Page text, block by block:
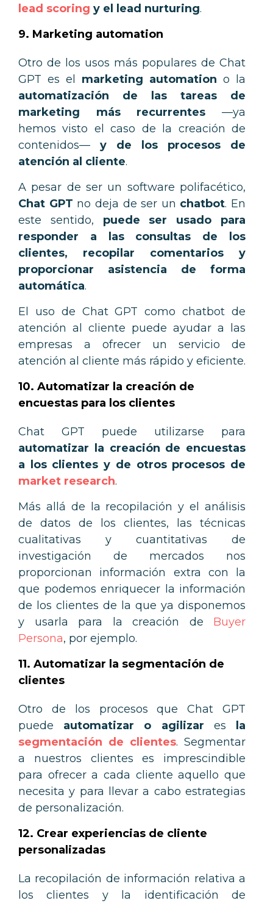
lead scoring y el lead nurturing.
9. Marketing automation
Otro de los usos más populares de Chat
GPT es el marketing automation o la
automatización de las tareas de
marketing más recurrentes
—ya
hemos visto el caso de la creación de
contenidos—
y de los procesos de
atención al cliente.
A pesar de ser un software polifacético,
Chat GPT no deja de ser un chatbot. En
este sentido, puede ser usado para
responder a las consultas de los
clientes, recopilar comentarios y
proporcionar asistencia de forma
automática.
El uso de Chat GPT como chatbot de
atención al cliente puede ayudar a
las
empresas a ofrecer un servicio de
atención al cliente más rápido y eficiente.
10. Automatizar la creación de
encuestas para los clientes
Chat GPT puede utilizarse para
automatizar la creación de encuestas
a los clientes y de otros procesos de
market research.
Más allá de la recopilación y el análisis
de datos de los clientes, las técnicas
cualitativas y cuantitativas de
investigación de mercados nos
proporcionan información extra con la
que podemos enriquecer la información
de los clientes de la que ya disponemos
y usarla para la creación de Buyer
Persona, por ejemplo.
11. Automatizar la segmentación de
clientes
Otro de los procesos que Chat GPT
puede automatizar o agilizar es la
segmentación de clientes. Segmentar
a nuestros clientes es imprescindible
para ofrecer a cada cliente aquello que
necesita y para llevar a cabo estrategias
de personalización.
12. Crear experiencias de cliente
personalizadas
La recopilación de información relativa a
los clientes y la identificación de